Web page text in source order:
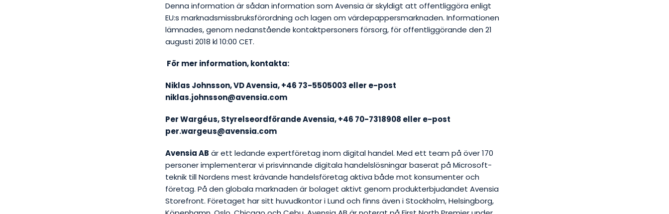
Denna information är sådan information som Avensia är skyldigt att offentliggöra enligt
EU:s marknadsmissbruksförordning och lagen om värdepappersmarknaden. Informationen
lämnades, genom nedanstående kontaktpersoners försorg, för offentliggörande den 21
augusti 2018 kl 10:00 CET.
För mer information, kontakta:
Niklas Johnsson,VD Avensia, +46 73-5505003 eller e-post
niklas.johnsson@avensia.com
Per Wargéus, Styrelseordförande Avensia, +46 70-7318908 eller e-post
per.wargeus@avensia.com
Avensia AB är ett ledande expertföretag inom digital handel. Med ett team på över 170
personer implementerar vi prisvinnande digitala handelslösningar baserat på Microsoft-
teknik till Nordens mest krävande handelsföretag aktiva både mot konsumenter och
företag. På den globala marknaden är bolaget aktivt genom produkterbjudandet Avensia
Storefront. Företaget har sitt huvudkontor i Lund och finns även i Stockholm, Helsingborg,